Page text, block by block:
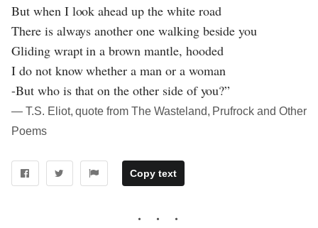
But when I look ahead up the white road
There is always another one walking beside you
Gliding wrapt in a brown mantle, hooded
I do not know whether a man or a woman
-But who is that on the other side of you?”
― T.S. Eliot, quote from The Wasteland, Prufrock and Other
Poems
Copy text